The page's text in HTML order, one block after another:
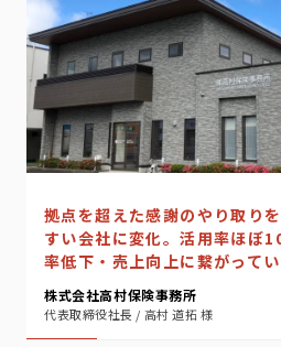
拠点を超えた感謝のやり取り
すい会社に変化。活用率ほぼ
率低下・売上向上に繋がって
株式会社高村保険事務所
代表取締役社長 / 高村 道拓 様